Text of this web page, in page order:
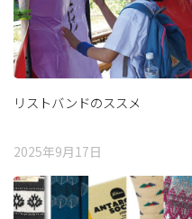
リストバンドのススメ
2025年9月17日